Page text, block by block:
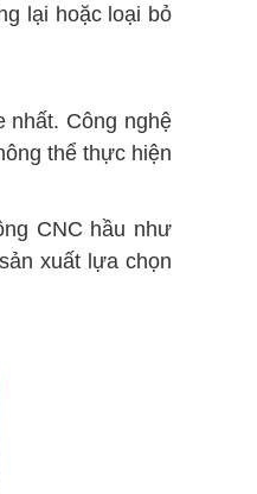
lại hoặc loại bỏ
nhất. Công nghệ
thể thực hiện
CNC hầu như
xuất lựa chọn